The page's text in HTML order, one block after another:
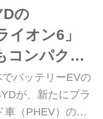
の
イオン6」
コンパク
ーボ＋2モ
ルの追加も
バッテリーEVの
が、新たにプラ
車（PHEV）の